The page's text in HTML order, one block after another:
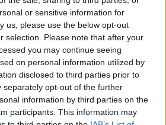
or sensitive information for
us, please use the below opt-out
selection. Please note that after your
you may continue seeing
on personal information utilized by
disclosed to third parties prior to
separately opt-out of the further
information by third parties on the
participants. This information may
επίσης